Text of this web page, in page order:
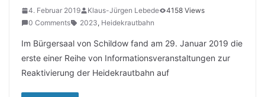
4. Februar 2019 Klaus-Jürgen Lebede
4158 Views
0 Comments
2023, Heidekrautbahn
Im Bürgersaal von Schildow fand am 29. Januar 2019 die
erste einer Reihe von Informationsveranstaltungen zur
Reaktivierung der Heidekrautbahn auf